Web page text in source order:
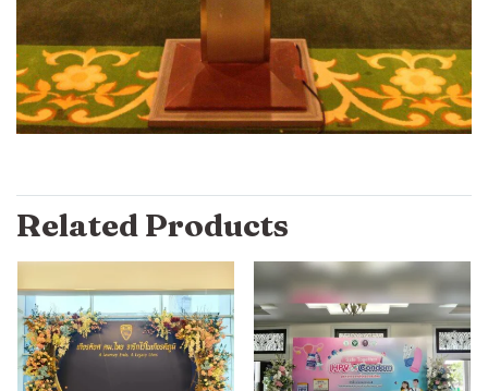
Related Products